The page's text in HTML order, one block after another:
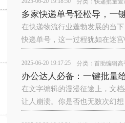
分类： 快递批量查
多家快递单号轻松导，一
在快递物流行业蓬勃发展的当
快递单号，这一过程犹如在迷
2025-06-20 19:17:25 分类： 首助编辑高
办公达人必备：一键批量
在文字编辑的漫漫征途上，文
让人崩溃。你是否也无数次幻